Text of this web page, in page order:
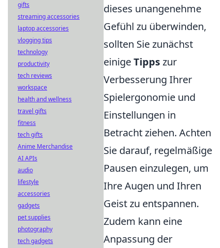
dieses unangenehme
Gefühl zu überwinden,
sollten Sie zunächst
einigeTippszur
Verbesserung Ihrer
Spielergonomie und
Einstellungen in
Betracht ziehen. Achten
Sie darauf, regelmäßige
Pausen einzulegen, um
Ihre Augen und Ihren
Geist zu entspannen.
Zudem kann eine
Anpassung der
gifts
streaming accessories
laptop accessories
vlogging tips
technology
productivity
tech reviews
workspace
health and wellness
travel gifts
fitness
tech gifts
Anime Merchandise
AI APIs
audio
lifestyle
accessories
gadgets
pet supplies
photography
tech gadgets